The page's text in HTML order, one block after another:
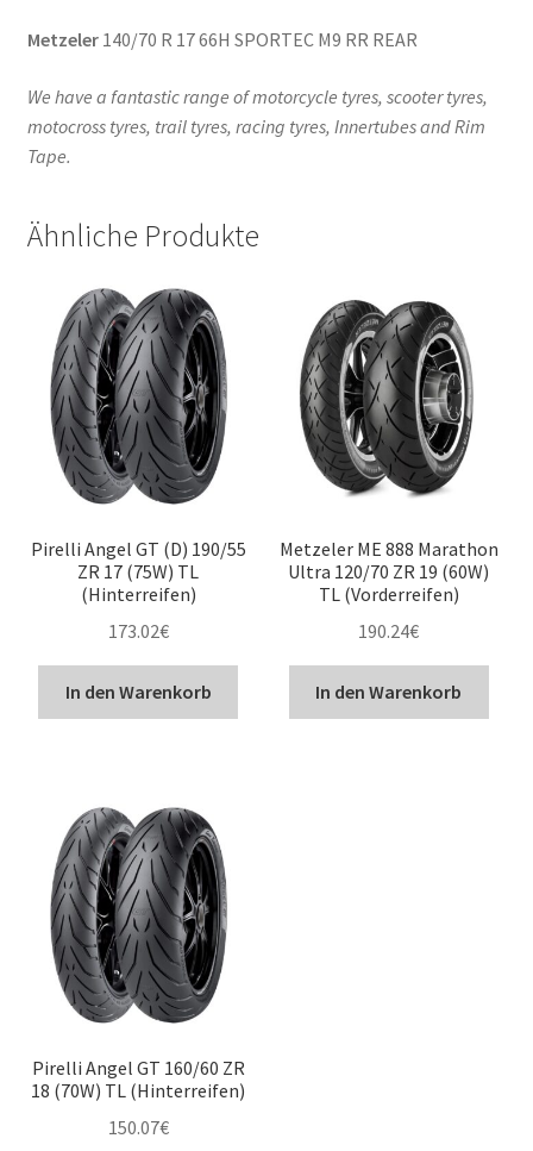
Metzeler140/70 R 17 66H SPORTEC M9 RR REAR
We have a fantastic range of motorcycle tyres, scooter tyres,
motocross tyres, trail tyres, racing tyres, Innertubes and Rim
Tape.
Ähnliche Produkte
Pirelli Angel GT (D) 190/55
ZR 17 (75W) TL
(Hinterreifen)
173.02€
In den Warenkorb
Metzeler ME 888 Marathon
Ultra 120/70 ZR 19 (60W)
TL (Vorderreifen)
190.24€
In den Warenkorb
Pirelli Angel GT 160/60 ZR
18 (70W) TL (Hinterreifen)
150.07€